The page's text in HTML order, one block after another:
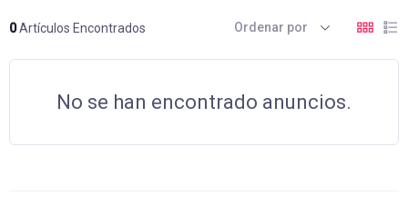
0Artículos Encontrados Ordenar por
No se han encontrado anuncios.